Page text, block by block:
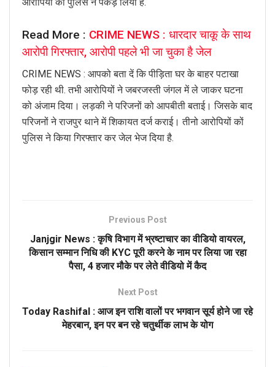
Read More : CRIME NEWS : धारदार चाकू के साथ
आरोपी गिरफ्तार, आरोपी पहले भी जा चुका है जेल
CRIME NEWS : आपको बता दें कि पीड़िता घर के बाहर पटाखा
फोड़ रही थी. तभी आरोपियों ने जबरजस्ती जंगल में ले जाकर घटना
को अंजाम दिया। लड़की ने परिजनों को आपबीती बताई। जिसके बाद
परिजनों ने राजपुर थाने में शिकायत दर्ज कराई। तीनो आरोपियों कों
पुलिस ने किया गिरफ्तार कर जेल भेज दिया है.
Previous Post
Janjgir News : कृषि विभाग में भ्रष्टाचार का वीडियो वायरल,
किसान सम्मान निधि की KYC पूरी करने के नाम पर लिया जा रहा
पैसा, 4 हजार मौके पर लेते वीडियो में कैद
Next Post
Today Rashifal : आज इन राशि वालों पर भगवान सूर्य होने जा रहे
मेहरबान, इन पर बन रहे चतुर्थीक लाभ के योग